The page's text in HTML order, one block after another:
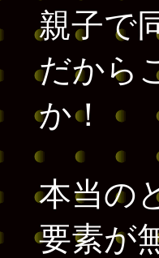
親子で
だから
か！
本当の
要素が